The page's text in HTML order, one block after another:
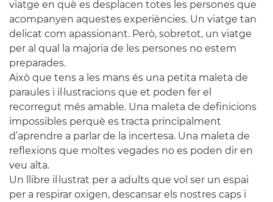
viatge en què es desplacen totes les persones que
acompanyen aquestes experiències. Un viatge tan
delicat com apassionant. Però, sobretot, un viatge
per al qual la majoria de les persones no estem
preparades.
Això que tens a les mans és una petita maleta de
paraules i il·lustracions que et poden fer el
recorregut més amable. Una maleta de definicions
impossibles perquè es tracta principalment
d’aprendre a parlar de la incertesa. Una maleta de
reflexions que moltes vegades no es poden dir en
veu alta.
Un llibre il·lustrat per a adults que vol ser un espai
per a respirar oxigen, descansar els nostres caps i